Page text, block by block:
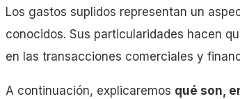
Gestorías
Laboral
Los gastos suplidos representan un
conocidos. Sus particularidades hacen
en las transacciones comerciales y
A continuación, explicaremos qué son,